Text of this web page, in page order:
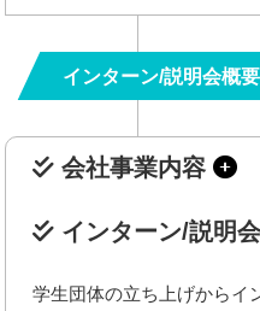
インターン/説明会概要
会社事業内容
インターン/説明
学生団体の立ち上げからイ